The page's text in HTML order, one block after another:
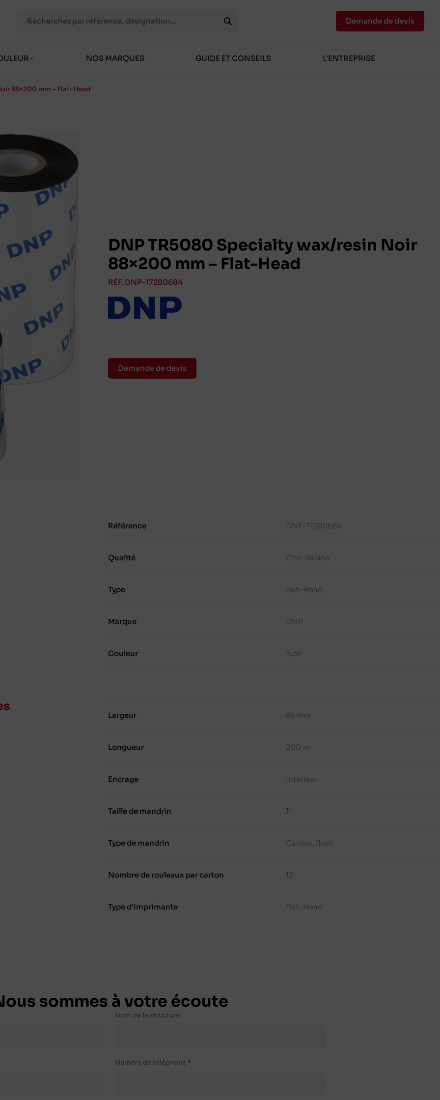
NOS MARQUES GUIDE ET CONSEILS L’ENTREPRISE
Demande de devis
88×200 mm – Flat-Head
DNP TR5080 Specialty wax/resin Noir
88×200 mm – Flat-Head
RÉF. DNP-17280684
Demande de devis
Référence DNP-17280684
Qualité Cire-Résine
Type Flat-Head
Marque DNP
Couleur Noir
Largeur 88 mm
Longueur 200 m
Encrage Intérieur
Taille de mandrin 1"
Type de mandrin Carton, flush
Nombre de rouleaux par carton 12
Type d'imprimante Flat-Head
sommes à votre écoute
Nom de la structure
Numéro de téléphone